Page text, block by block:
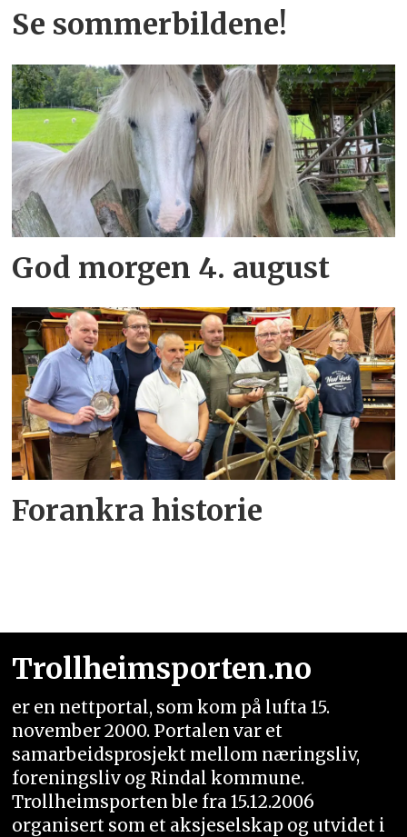
Se sommerbildene!
God morgen 4. august
Forankra historie
Trollheimsporten.no
er en nettportal, som kom på lufta 15.
november 2000. Portalen var et
samarbeidsprosjekt mellom næringsliv,
foreningsliv og Rindal kommune.
Trollheimsporten ble fra 15.12.2006
organisert som et aksjeselskap og utvidet i